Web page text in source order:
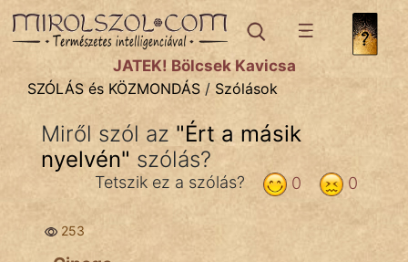
SZÓLÁS ÉS KÖZMONDÁStémák:
Bibliai
Közmondások
Szállóigék
JÁTÉK! Bölcsek Kavicsa
SZÓLÁS és KÖZMONDÁS / Szólások
Miről szól az "Ért a másik
nyelvén" szólás?
0
0
Tetszik ez a szólás?
253